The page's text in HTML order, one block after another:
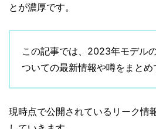
とが濃厚です。
この記事では、2023年モデル
ついての最新情報や噂をまとめ
現時点で公開されているリーク情